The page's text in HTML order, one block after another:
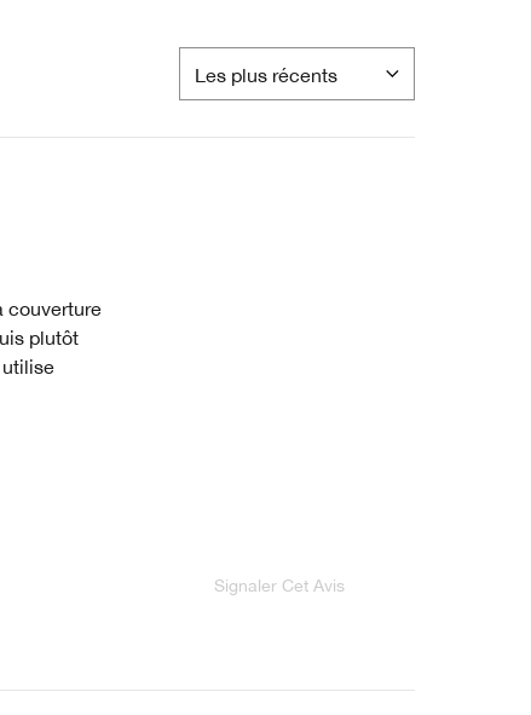
couverture
plutôt
utilise
Signaler Cet Avis